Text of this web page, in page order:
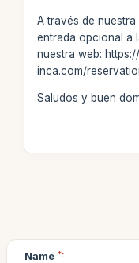
A través de
entrada opcional a
nuestra web:
inca.com/
Saludos y buen
Name *: